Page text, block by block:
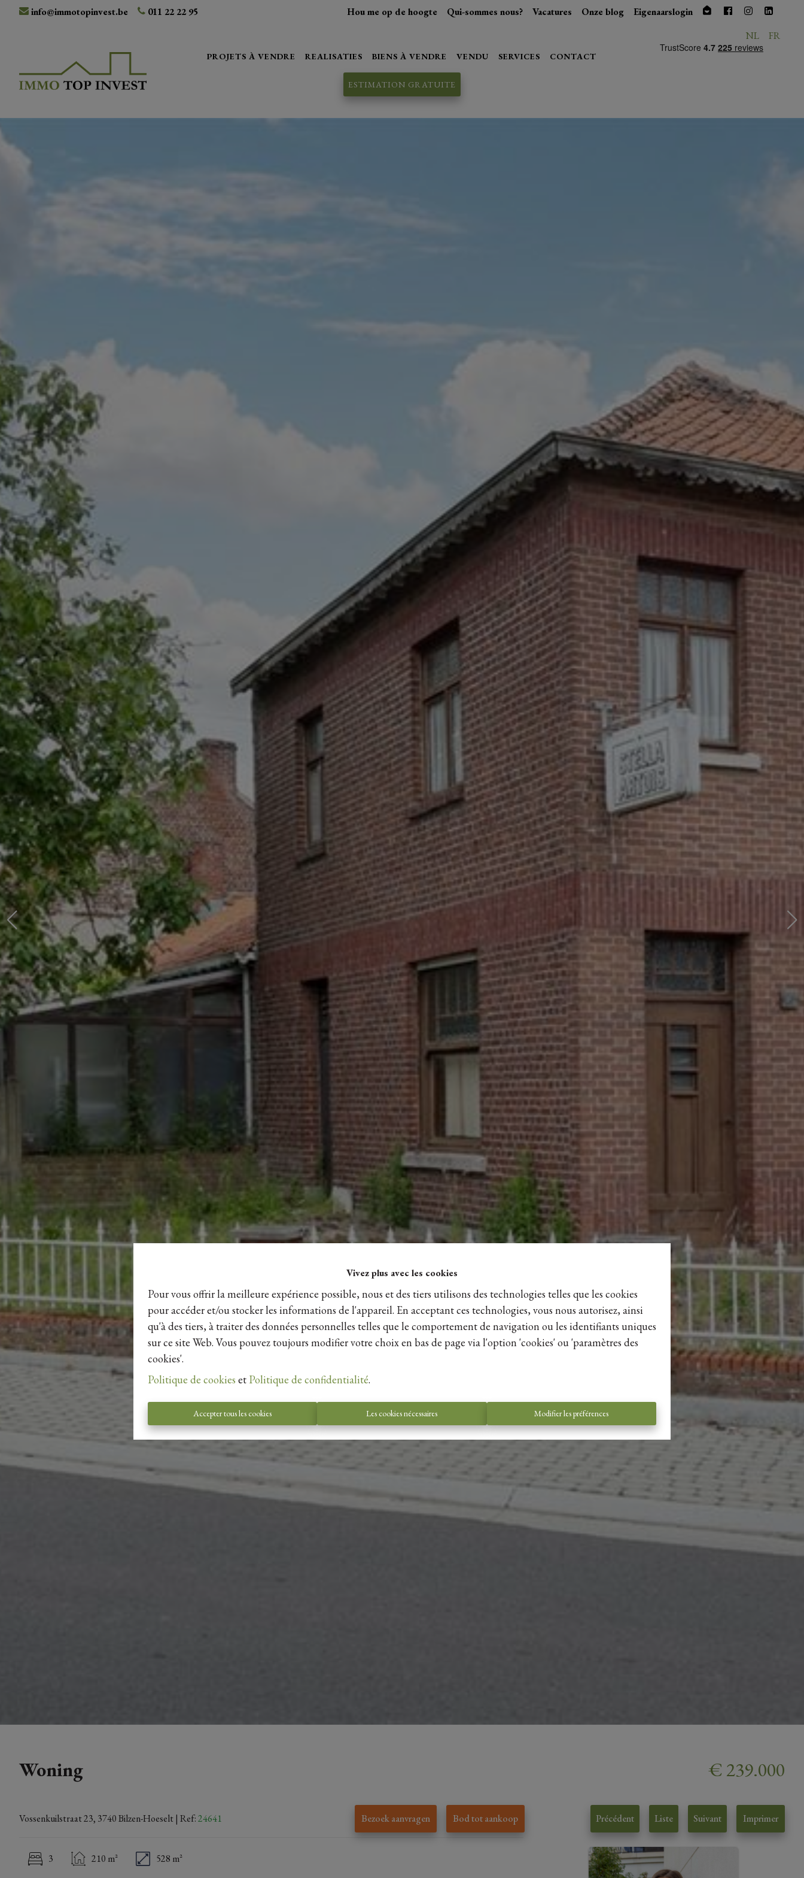
Vivez plus avec les cookies
Pour vous offrir la meilleure expérience possible, nous et des tiers utilisons des technologies telles que les cookies
pour accéder et/ou stocker les informations de l'appareil. En acceptant ces technologies, vous nous autorisez, ainsi
qu'à des tiers, à traiter des données personnelles telles que le comportement de navigation ou les identifiants uniques
sur ce site Web. Vous pouvez toujours modifier votre choix en bas de page via l'option 'cookies' ou 'paramètres des
cookies'.
Politique de cookies et Politique de confidentialité.
Accepter tous les cookies Les cookies nécessaires Modifier les préférences
info@immotopinvest.be 011 22 22 95 Hou me op de hoogte Qui-sommes nous? Vacatures Onze blog Eigenaarslogin
PROJETS À VENDRE REALISATIES BIENS À VENDRE VENDU SERVICES CONTACT
ESTIMATION GRATUITE
NL FR
Woning € 239.000
Vossenkuilstraat 23, 3740 Bilzen-Hoeselt| Ref:24641 Bezoek aanvragen Bod tot aankoop Précédent Liste Suivant Imprimer
3 210 m² 528 m²